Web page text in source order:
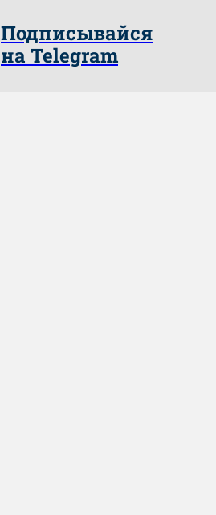
Подписывайся
на Telegram